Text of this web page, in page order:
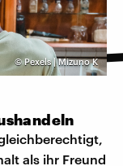
©Pexels | Mizuno K
als ihr Freund